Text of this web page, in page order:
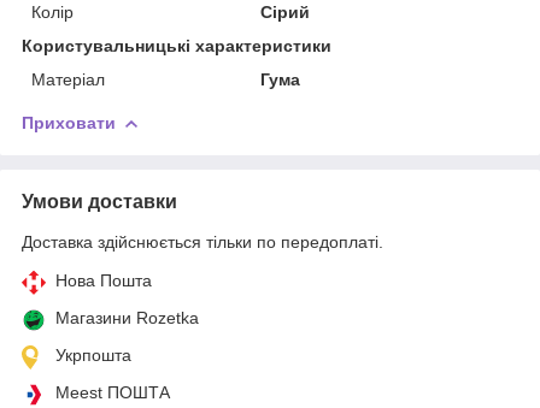
Колір
Сірий
Користувальницькі характеристики
Матеріал
Гума
Приховати
Умови доставки
Доставка здійснюється тільки по передоплаті.
Нова Пошта
Магазини Rozetka
Укрпошта
Meest ПОШТА